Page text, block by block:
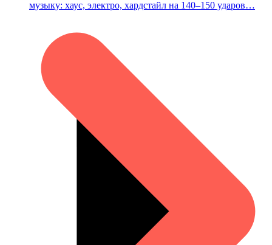
музыку: хаус, электро, хардстайл на 140–150 ударов…